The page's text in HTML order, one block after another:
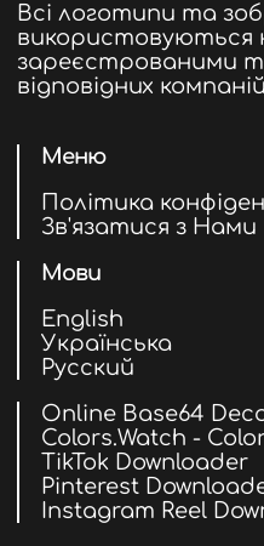
Всі логотипи та
використовуються
зареєстрованими
відповідних
Меню
Політика
Зв'язатися з Нами
Мови
English
Українська
Русский
Online Base64
Colors.Watch -
TikTok Downloader
Pinterest
Instagram Reel